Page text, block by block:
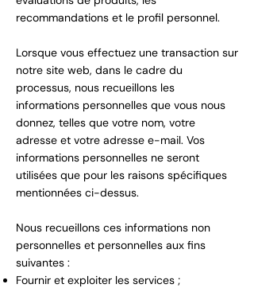
recommandations et le profil personnel.
Lorsque vous effectuez une transaction sur
notre site web, dans le cadre du
processus, nous recueillons les
informations personnelles que vous nous
donnez, telles que votre nom, votre
adresse et votre adresse e-mail. Vos
informations personnelles ne seront
utilisées que pour les raisons spécifiques
mentionnées ci-dessus.
Nous recueillons ces informations non
personnelles et personnelles aux fins
suivantes :
Fournir et exploiter les services ;